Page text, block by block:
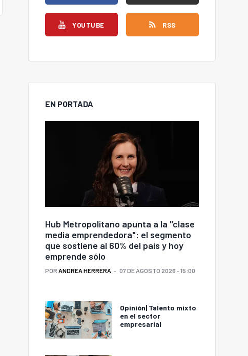
YOUTUBE RSS
EN PORTADA
Hub Metropolitano apunta a la "clase
media emprendedora": el segmento
que sostiene al 60% del país y hoy
emprende sólo
POR ANDREA HERRERA 07 DE AGOSTO 2026 - 15:00
Opinión| Talento mixto
en el sector
empresarial